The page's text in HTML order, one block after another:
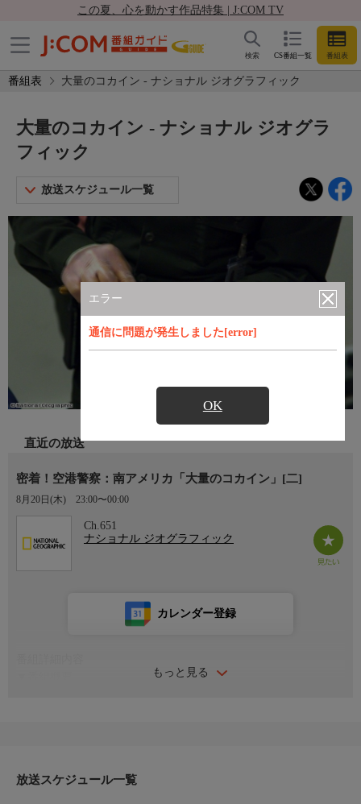
この夏、心を動かす作品特集 | J:COM TV
CS番組一覧 番組表
検索
番組表 大量のコカイン - ナショナル ジオグラフィック
エラー
通信に問題が発生しました[error]
OK
大量のコカイン - ナショナル ジオグラ
フィック
放送スケジュール一覧
直近の放送
密着！空港警察：南アメリカ「大量のコカイン」[二]
8月20日(木) 23:00〜00:00
Ch.651
ナショナル ジオグラフィック
もっと見る
カレンダー登録
隠したりする。若者や高齢者、頻繁に飛行機を利用する客、子連
放送スケジュール一覧